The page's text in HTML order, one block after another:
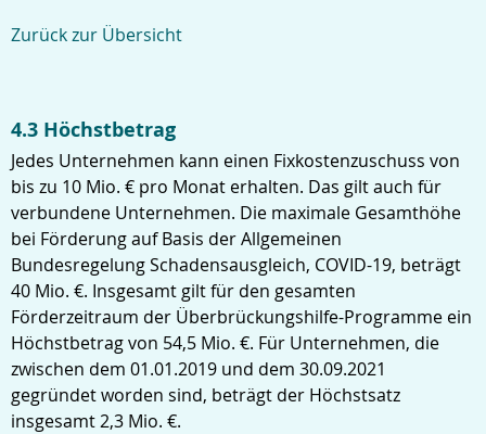
Zurück zur Übersicht
4.3 Höchstbetrag
Jedes Unternehmen kann einen Fixkostenzuschuss von
bis zu 10 Mio. € pro Monat erhalten. Das gilt auch für
verbundene Unternehmen. Die maximale Gesamthöhe
bei Förderung auf Basis der Allgemeinen
Bundesregelung Schadensausgleich, COVID-19, beträgt
40 Mio. €. Insgesamt gilt für den gesamten
Förderzeitraum der Überbrückungshilfe-Programme ein
Höchstbetrag von 54,5 Mio. €. Für Unternehmen, die
zwischen dem 01.01.2019 und dem 30.09.2021
gegründet worden sind, beträgt der Höchstsatz
insgesamt 2,3 Mio. €.